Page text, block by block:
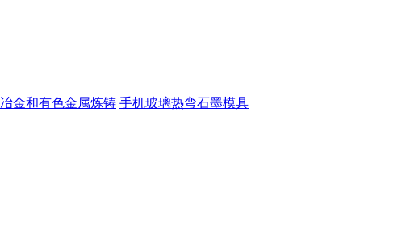
冶金和有色金属炼铸 手机玻璃热弯石墨模具